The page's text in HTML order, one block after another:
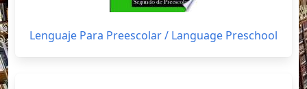
Lenguaje Para Preescolar / Language Preschool